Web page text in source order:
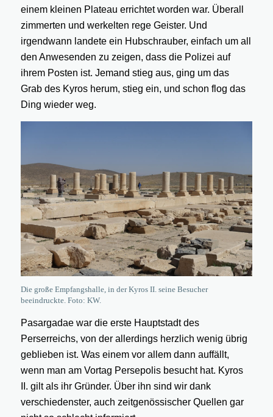
einem kleinen Plateau errichtet worden war. Überall
zimmerten und werkelten rege Geister. Und
irgendwann landete ein Hubschrauber, einfach um all
den Anwesenden zu zeigen, dass die Polizei auf
ihrem Posten ist. Jemand stieg aus, ging um das
Grab des Kyros herum, stieg ein, und schon flog das
Ding wieder weg.
Die große Empfangshalle, in der Kyros II. seine Besucher
beeindruckte. Foto: KW.
Pasargadae war die erste Hauptstadt des
Perserreichs, von der allerdings herzlich wenig übrig
geblieben ist. Was einem vor allem dann auffällt,
wenn man am Vortag Persepolis besucht hat. Kyros
II. gilt als ihr Gründer. Über ihn sind wir dank
verschiedenster, auch zeitgenössischer Quellen gar